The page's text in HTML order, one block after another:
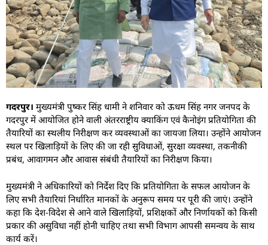
गदरपुर। मुख्यमंत्री पुष्कर सिंह धामी ने शनिवार को ऊधम सिंह नगर जनपद के
गदरपुर में आयोजित होने वाली अंतरराष्ट्रीय क्याकिंग एवं कैनोइंग प्रतियोगिता की
तैयारियों का स्थलीय निरीक्षण कर व्यवस्थाओं का जायजा लिया। उन्होंने आयोजन
स्थल पर खिलाड़ियों के लिए की जा रही सुविधाओं, सुरक्षा व्यवस्था, तकनीकी
प्रबंध, आवागमन और आवास संबंधी तैयारियों का निरीक्षण किया।
मुख्यमंत्री ने अधिकारियों को निर्देश दिए कि प्रतियोगिता के सफल आयोजन के
लिए सभी तैयारियां निर्धारित मानकों के अनुरूप समय पर पूरी की जाएं। उन्होंने
कहा कि देश-विदेश से आने वाले खिलाड़ियों, प्रशिक्षकों और निर्णायकों को किसी
प्रकार की असुविधा नहीं होनी चाहिए तथा सभी विभाग आपसी समन्वय के साथ
कार्य करें।